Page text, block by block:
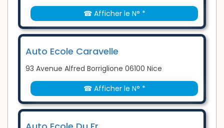
☎ Afficher le N° *
Auto Ecole Caravelle
93 Avenue Alfred Borriglione 06100 Nice
☎ Afficher le N° *